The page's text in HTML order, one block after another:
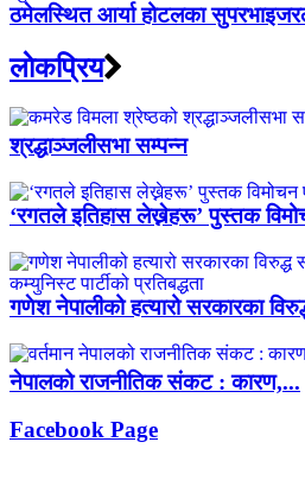
ठमेलस्थित आर्या होटलका
लाेकप्रिय
श्रद्धाञ्जलीसभा सम्पन्न
‘रगतले इतिहास लेख्नेहरू’ पुस्तक
गणेश नेपालीको हत्यारो सरकारका
नेपालको राजनीतिक संकट : कारण,...
Facebook Page